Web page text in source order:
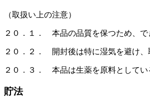
（取扱い上の注意）
２０．１． 本品の品質を保つため、で
２０．２． 開封後は特に湿気を避け、
２０．３． 本品は生薬を原料としてい
貯法